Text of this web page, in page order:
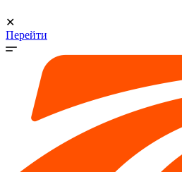
✕
Перейти